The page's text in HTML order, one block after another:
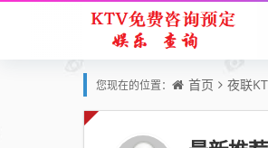
您现在的位置： 首页 夜联